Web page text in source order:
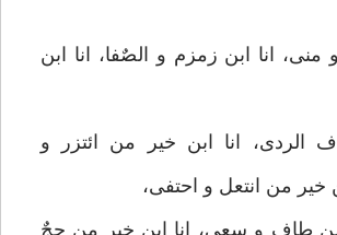
منی، انا ابن زمزم و الصٌفا، انا ابن
الردی، انا ابن خیر من ائتزر و
خیر من انتعل و احتفی،
من طاف و سعی، انا ابن خیر من حجٌ